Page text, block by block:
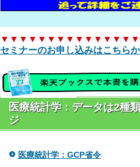
セミナーのお申し込みはこちら
医療統計学：データは2種
ジ
医療統計学：GCP省令